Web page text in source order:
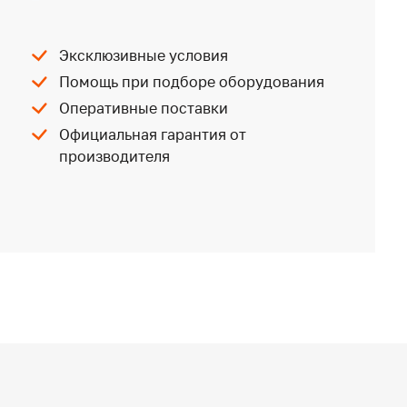
Эксклюзивные условия
Помощь при подборе оборудования
Оперативные поставки
Официальная гарантия от
производителя